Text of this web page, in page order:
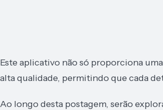
Este aplicativo não só proporciona
alta qualidade, permitindo que cada
Ao longo desta postagem, serão